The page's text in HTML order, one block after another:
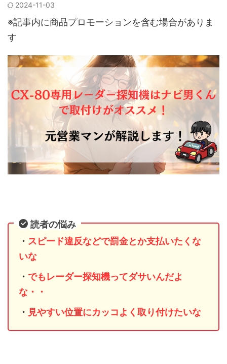
2024-11-03
※記事内に商品プロモーションを含む場合がありま
す
読者の悩み
・ スピード違反などで罰金とか支払いたくな
いな
・ でもレーダー探知機ってダサいんだよ
な・・
・ 見やすい位置にカッコよく取り付けたいな